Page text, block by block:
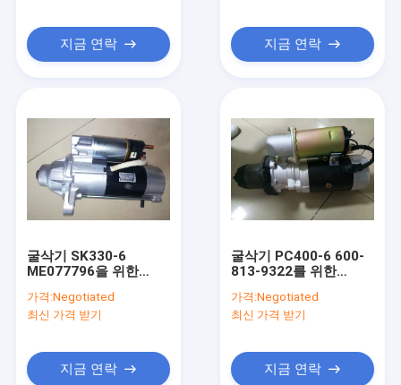
지금 연락 지금 연락
굴삭기 SK330-6
ME077796을 위한
조립
가격:Negotiated
최신 가격 받기
지금 연락
굴삭기 PC400-6 600-
813-9322를 위한
터
가격:Negotiated
최신 가격 받기
지금 연락